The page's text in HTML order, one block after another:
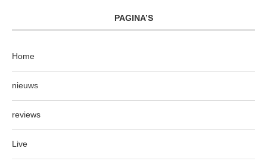
PAGINA’S
Home
nieuws
reviews
Live